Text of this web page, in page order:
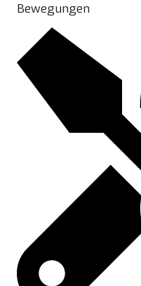
Bewegungen